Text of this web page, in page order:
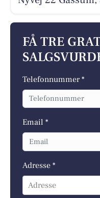
FÅ TRE
Telefonnummer *
Email *
Adresse *
Adresse